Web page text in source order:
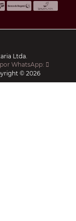
Ltda.
WhatsApp:
© 2026